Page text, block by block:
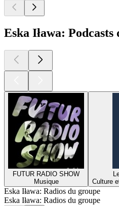
Eska Iława: Podcasts
FUTUR RADIO SHOW
Musique
Culture
Eska Iława: Radios du groupe
Eska Iława: Radios du groupe